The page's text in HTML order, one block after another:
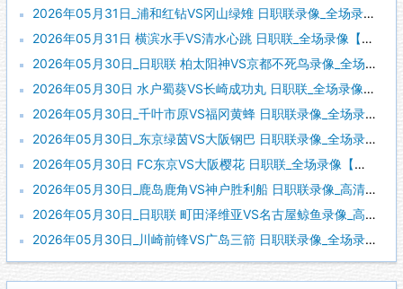
2026年05月31日_浦和红钻VS冈山绿雉 日职联录像_全场录像【全场回放】
2026年05月31日 横滨水手VS清水心跳 日职联_全场录像【全场回放】
2026年05月30日_日职联 柏太阳神VS京都不死鸟录像_全场录像【高清回放】
2026年05月30日 水户蜀葵VS长崎成功丸 日职联_全场录像【全场回放】
2026年05月30日_千叶市原VS福冈黄蜂 日职联录像_全场录像【全场回放】
2026年05月30日_东京绿茵VS大阪钢巴 日职联录像_全场录像【高清回放】
2026年05月30日 FC东京VS大阪樱花 日职联_全场录像【全场回放】
2026年05月30日_鹿岛鹿角VS神户胜利船 日职联录像_高清录像【全场回放】
2026年05月30日_日职联 町田泽维亚VS名古屋鲸鱼录像_高清录像【全场回放】
2026年05月30日_川崎前锋VS广岛三箭 日职联录像_全场录像【高清回放】